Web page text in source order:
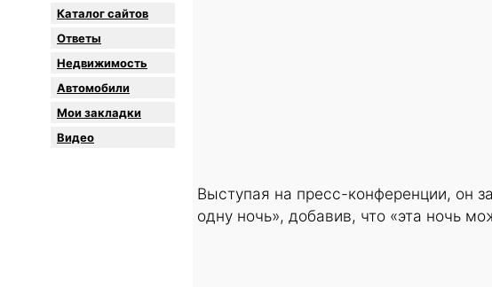
Каталог сайтов
Oтветы
Недвижимость
Автомобили
Мои закладки
Видео
Выступая на пресс-конференции, он
одну ночь», добавив, что «эта ночь